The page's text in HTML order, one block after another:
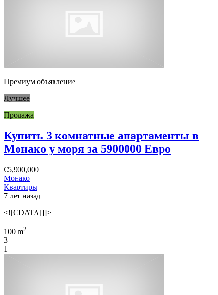
Премиум объявление
Лучшее
Продажа
Купить 3 комнатные апартаменты в
Монако у моря за 5900000 Евро
€5,900,000
Монако
Квартиры
7 лет назад
<![CDATA[]]>
100 m2
3
1